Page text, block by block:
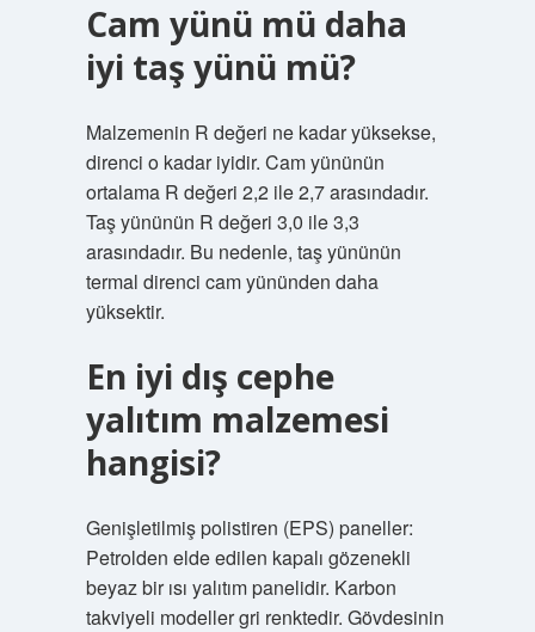
Cam yünü mü daha
iyi taş yünü mü?
Malzemenin R değeri ne kadar yüksekse,
direnci o kadar iyidir. Cam yününün
ortalama R değeri 2,2 ile 2,7 arasındadır.
Taş yününün R değeri 3,0 ile 3,3
arasındadır. Bu nedenle, taş yününün
termal direnci cam yününden daha
yüksektir.
En iyi dış cephe
yalıtım malzemesi
hangisi?
Genişletilmiş polistiren (EPS) paneller:
Petrolden elde edilen kapalı gözenekli
beyaz bir ısı yalıtım panelidir. Karbon
takviyeli modeller gri renktedir. Gövdesinin